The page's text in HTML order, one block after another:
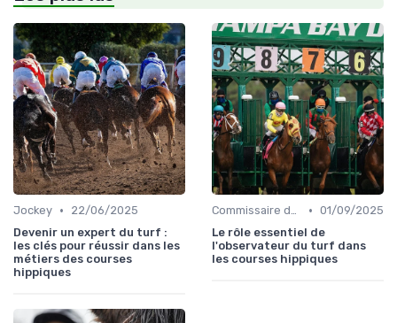
Jockey •
22/06/2025
Devenir un expert du turf :
les clés pour réussir dans les
métiers des courses
hippiques
Commissaire de course • 01/09/2025
Le rôle essentiel de
l'observateur du turf dans
les courses hippiques